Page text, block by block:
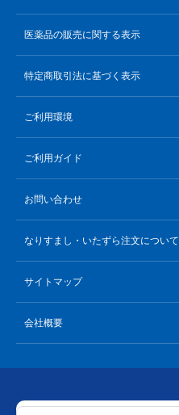
医薬品の販売に関する表示
特定商取引法に基づく表示
ご利用環境
ご利用ガイド
お問い合わせ
なりすまし・いたずら注文について
サイトマップ
会社概要